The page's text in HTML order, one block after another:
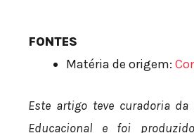
FONTES
Matéria de origem:
Este artigo teve curadoria da
Educacional e foi